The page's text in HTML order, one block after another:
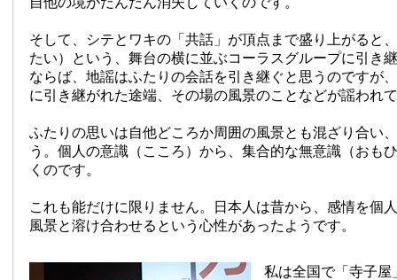
そして、シテとワキの「共話」が頂点まで盛り上がると
たい）という、舞台の横に並ぶコーラスグループに引き
ならば、地謡はふたりの会話を引き継ぐと思うのですが
に引き継がれた途端、その場の風景のことなどが謡われ
ふたりの思いは自他どころか周囲の風景とも混ざり合い
う。 個人の意識（こころ）から、集合的な無意識（おも
くのです。
これも能だけに限りません。日本人は昔から、感情を個
風景と溶け合わせるという心性があったようです。
私は全国で「寺子屋